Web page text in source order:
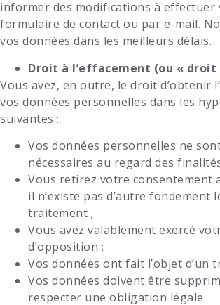
informer des modifications à effectuer
formulaire de contact ou par e-mail.
vos données dans les meilleurs délais.
Droit à l’effacement (ou « droit
Vous avez, en outre, le droit d’obtenir
vos données personnelles dans les
suivantes :
Vos données personnelles ne
nécessaires au regard des
Vous retirez votre consentement
il n’existe pas d’autre fondement
traitement ;
Vous avez valablement exercé
d’opposition ;
Vos données ont fait l’objet d’un
Vos données doivent être
respecter une obligation légale.